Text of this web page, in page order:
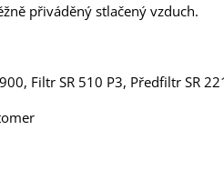
přiváděný stlačený vzduch.
Filtr SR 510 P3, Předfiltr SR